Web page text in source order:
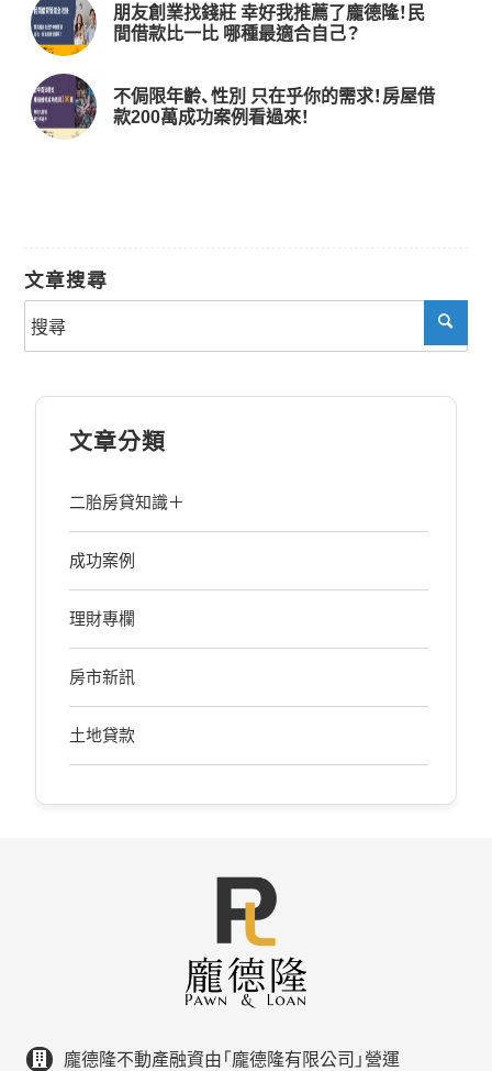
朋友創業找錢莊 幸好我推薦了龐德隆！民
間借款比一比 哪種最適合自己？
不侷限年齡、性別 只在乎你的需求！房屋借
款200萬成功案例看過來！
文章搜尋
文章分類
二胎房貸知識＋
成功案例
理財專欄
房市新訊
土地貸款
龐德隆不動產融資由「龐德隆有限公司」營運